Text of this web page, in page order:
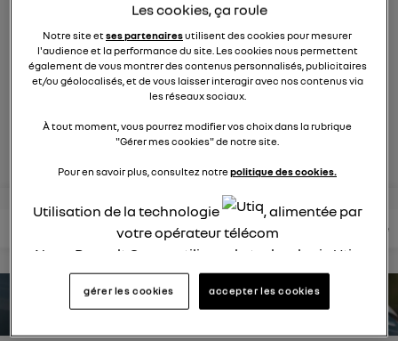
la voiture citadine électrique qui ne change rien à votre
quotidien et ça change tout
posez une question
rejoignez
lire les articles consultez votre notice
estimez votre autonomie
Les cookies, ça roule
Notre site etses partenairesutilisent des cookies pour mesurer
l'audience et la performance du site. Les cookies nous permettent
également de vous montrer des contenus personnalisés, publicitaires
et/ou géolocalisés, et de vous laisser interagir avec nos contenus via
les réseaux sociaux.
À tout moment, vous pourrez modifier vos choix dans la rubrique
"Gérer mes cookies" de notre site.
Pour en savoir plus, consultez notrepolitique des cookies.
Utilisation de la technologie
, alimentée par
votre opérateur télécom
Nous, Renault Group, utilisons la technologie Utiq
pour nos activités digitales (telles que décrites
dans cette notice de consentement) et liées à
gérer les cookies accepter les cookies